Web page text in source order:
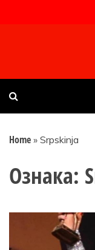
Faktor
Uvijek presudan
Home » Srpskinja
Ознака: